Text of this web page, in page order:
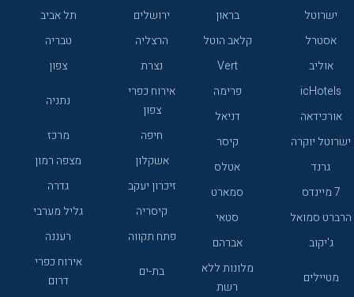
ישרוטל
בראון
אסטרל
קלאב הוטל
אוליב
Vert
icHotels
פרימה
אורכידאה
דניאל
ישרוטל יוקרה
קיסר
גרנד
אטלס
7 מיינדס
סמארט
הרברט סמואל
סטאי
ג'יקוב
אברהם
מטיילים
מלונות ללא
רשת
ירושלים
תל אביב
הרצליה
טבריה
נצרת
צפון
אירוח כפרי
צפון
נתניה
חיפה
מרכז
אשקלון
מצפה רמון
זיכרון יעקב
גדרה
קיסריה
גליל מערבי
פתח תקווה
רעננה
בת-ים
אירוח כפרי
דרום